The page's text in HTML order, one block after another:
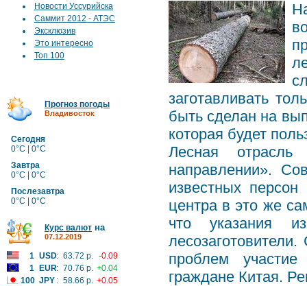
Новости Уссурийска
Саммит 2012 - АТЭС
Эксклюзив
Это интересно
Топ 100
Прогноз погоды
Владивосток
Сегодня
0°C | 0°C
Завтра
0°C | 0°C
Послезавтра
0°C | 0°C
Курс валют на
07.12.2019
1 USD: 63.72 р. -0.09
1
EUR: 70.76 р. +0.04
100 JPY : 58.66 р. +0.05
заготавливать
быть сделан на
которая будет
Лесная
направлении».
известных
центра в это же
что указания
проблем
граждане Китая.